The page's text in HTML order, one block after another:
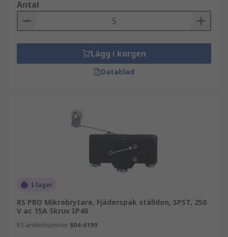
Antal
Lägg i korgen
Datablad
I lager
RS PRO Mikrobrytare, Fjäderspak ställdon, SPST, 250
V ac 15A Skruv IP40
RS-artikelnummer 804-6199